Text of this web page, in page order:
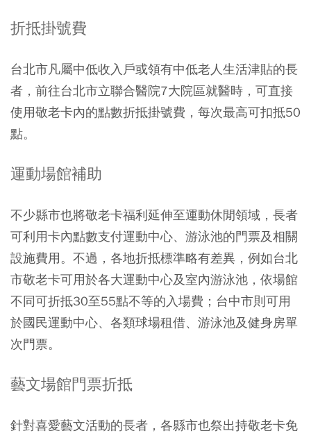
折抵掛號費
台北市凡屬中低收入戶或領有中低老人生活津貼的長
者，前往台北市立聯合醫院7大院區就醫時，可直接
使用敬老卡內的點數折抵掛號費，每次最高可扣抵50
點。
運動場館補助
不少縣市也將敬老卡福利延伸至運動休閒領域，長者
可利用卡內點數支付運動中心、游泳池的門票及相關
設施費用。不過，各地折抵標準略有差異，例如台北
市敬老卡可用於各大運動中心及室內游泳池，依場館
不同可折抵30至55點不等的入場費；台中市則可用
於國民運動中心、各類球場租借、游泳池及健身房單
次門票。
藝文場館門票折抵
針對喜愛藝文活動的長者，各縣市也祭出持敬老卡免